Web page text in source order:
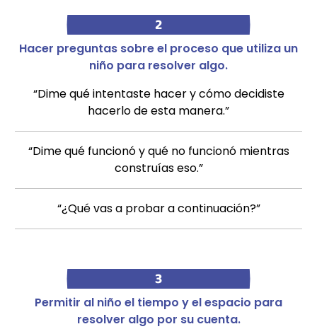
2
Hacer preguntas sobre el proceso que utiliza un
niño para resolver algo.
“Dime qué intentaste hacer y cómo decidiste
hacerlo de esta manera.”
“Dime qué funcionó y qué no funcionó mientras
construías eso.”
“¿Qué vas a probar a continuación?”
3
Permitir al niño el tiempo y el espacio para
resolver algo por su cuenta.